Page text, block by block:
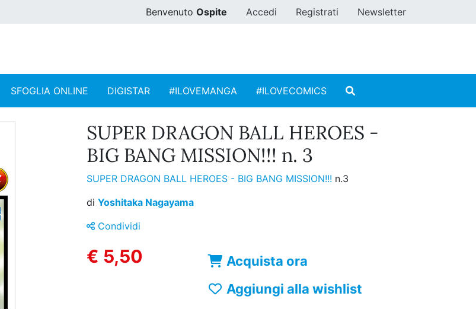
Benvenuto Ospite Accedi Registrati Newsletter
SFOGLIA ONLINE DIGISTAR #ILOVEMANGA #ILOVECOMICS
SUPER DRAGON BALL HEROES -
BIG BANG MISSION!!! n. 3
SUPER DRAGON BALL HEROES - BIG BANG MISSION!!! n.3
di Yoshitaka Nagayama
Condividi
€ 5,50
Acquista ora
Aggiungi alla wishlist